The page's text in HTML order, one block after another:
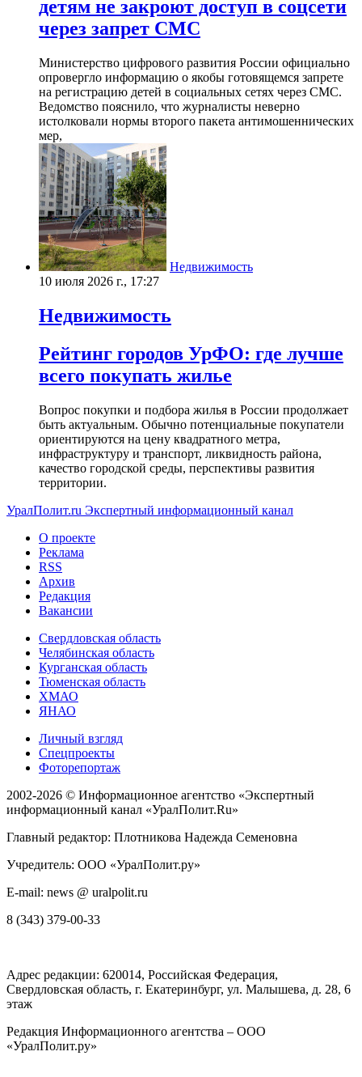
детям не закроют доступ в соцсети
через запрет СМС
Министерство цифрового развития России официально
опровергло информацию о якобы готовящемся запрете
на регистрацию детей в социальных сетях через СМС.
Ведомство пояснило, что журналисты неверно
истолковали нормы второго пакета антимошеннических
мер,
Недвижимость
10 июля 2026 г., 17:27
Недвижимость
Рейтинг городов УрФО: где лучше
всего покупать жилье
Вопрос покупки и подбора жилья в России продолжает
быть актуальным. Обычно потенциальные покупатели
ориентируются на цену квадратного метра,
инфраструктуру и транспорт, ликвидность района,
качество городской среды, перспективы развития
территории.
УралПолит.ru Экспертный информационный канал
О проекте
Реклама
RSS
Архив
Редакция
Вакансии
Свердловская область
Челябинская область
Курганская область
Тюменская область
ХМАО
ЯНАО
Личный взгляд
Спецпроекты
Фоторепортаж
2002-2026 © Информационное агентство «Экспертный
информационный канал «УралПолит.Ru»
Главный редактор: Плотникова Надежда Семеновна
Учредитель: ООО «УралПолит.ру»
E-mail: news @ uralpolit.ru
8 (343) 379-00-33
Адрес редакции: 620014, Российская Федерация,
Свердловская область, г. Екатеринбург, ул. Малышева, д. 28, 6
этаж
Редакция Информационного агентства – ООО
«УралПолит.ру»